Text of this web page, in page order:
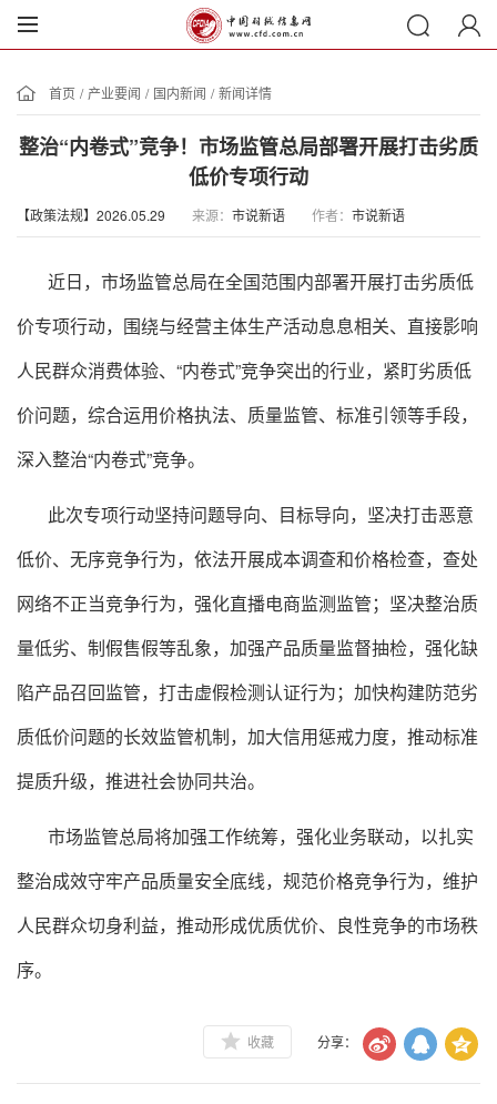
首页 / 产业要闻 / 国内新闻 / 新闻详情
整治“内卷式”竞争！市场监管总局部署开展打击劣质
低价专项行动
【政策法规】2026.05.29 来源： 市说新语 作者： 市说新语
近日，市场监管总局在全国范围内部署开展打击劣质低
价专项行动，围绕与经营主体生产活动息息相关、直接影响
人民群众消费体验、“内卷式”竞争突出的行业，紧盯劣质低
价问题，综合运用价格执法、质量监管、标准引领等手段，
深入整治“内卷式”竞争。
此次专项行动坚持问题导向、目标导向，坚决打击恶意
低价、无序竞争行为，依法开展成本调查和价格检查，查处
网络不正当竞争行为，强化直播电商监测监管；坚决整治质
量低劣、制假售假等乱象，加强产品质量监督抽检，强化缺
陷产品召回监管，打击虚假检测认证行为；加快构建防范劣
质低价问题的长效监管机制，加大信用惩戒力度，推动标准
提质升级，推进社会协同共治。
市场监管总局将加强工作统筹，强化业务联动，以扎实
整治成效守牢产品质量安全底线，规范价格竞争行为，维护
人民群众切身利益，推动形成优质优价、良性竞争的市场秩
序。
收藏 分享：